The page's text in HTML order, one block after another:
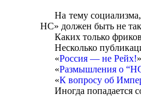
На тему
НС» должен быть не
Каких только
Несколько
«Россия — не Рейх!
«Размышления о
«К вопросу об
Иногда попадается